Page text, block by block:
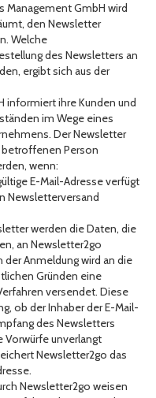
Management GmbH wird
den Newsletter
Welche
des Newsletters an
ergibt sich aus der
informiert ihre Kunden und
im Wege eines
Der Newsletter
Person
wenn:
E-Mail-Adresse verfügt
Newsletterversand
werden die Daten, die
an Newsletter2go
Anmeldung wird an die
Gründen eine
versendet. Diese
ob der Inhaber der E-Mail-
des Newsletters
Vorwürfe unverlangt
Newsletter2go das
Newsletter2go weisen